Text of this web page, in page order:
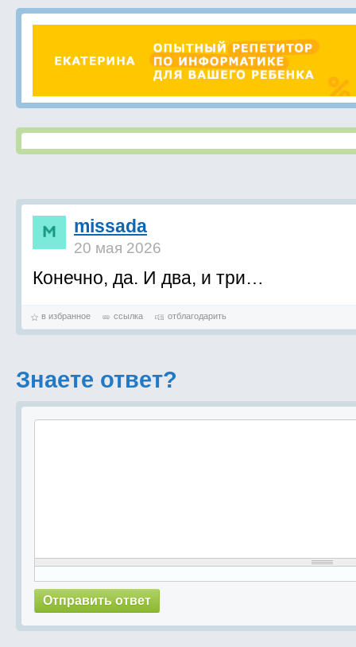
missada
20 мая 2026
Конечно, да. И два, и три…
в избранное ссылка отблагодарить
Знаете ответ?